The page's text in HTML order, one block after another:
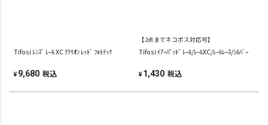
Tifosi ﾚﾝｽﾞ ﾚｰﾙ XC ｸﾗﾘｵﾝ ﾚｯﾄﾞ ﾌｫﾄﾃｯｸ
¥ 9,680 税込
【2点までネコポス対応可】
Tifosi ｲｱｰﾊﾟｯﾄﾞ ﾚｰﾙ/ﾚｰﾙXC/ﾚｰﾙﾚｰｽ/ｼﾙﾊﾞｰ
¥ 1,430 税込